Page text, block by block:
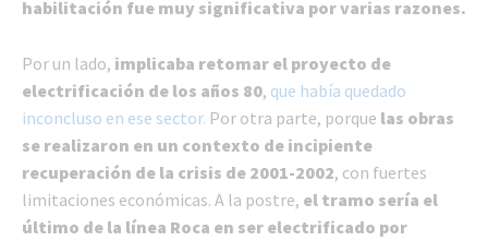
habilitación fue muy significativa por varias razones.
Por un lado, implicaba retomar el proyecto de
electrificación de los años 80, que había quedado
inconcluso en ese sector. Por otra parte, porque las obras
se realizaron en un contexto de incipiente
recuperación de la crisis de 2001-2002, con fuertes
limitaciones económicas. A la postre, el tramo sería el
último de la línea Roca en ser electrificado por